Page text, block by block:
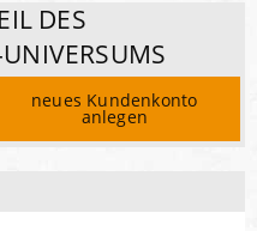
DES
neues Kundenkonto
anlegen